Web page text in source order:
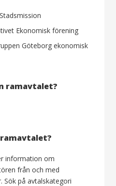
Ekonomisk förening
Göteborg ekonomisk
ramavtalet?
information om
från och med
Sök på avtalskategori